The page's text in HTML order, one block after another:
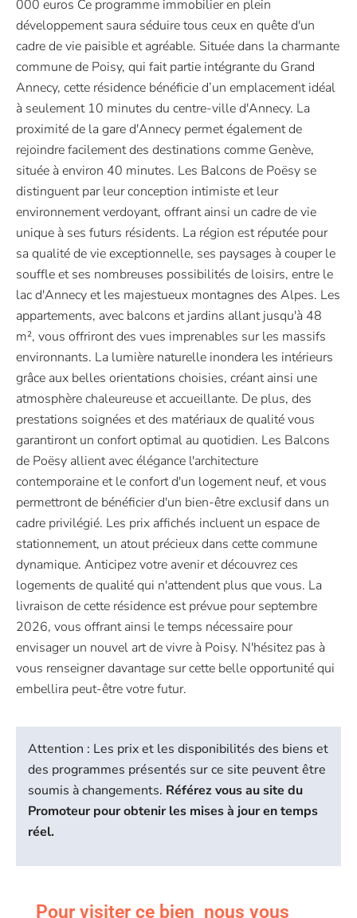
000 euros Ce programme immobilier en plein
développement saura séduire tous ceux en quête d'un
cadre de vie paisible et agréable. Située dans la charmante
commune de Poisy, qui fait partie intégrante du Grand
Annecy, cette résidence bénéficie d’un emplacement idéal
à seulement 10 minutes du centre-ville d'Annecy. La
proximité de la gare d'Annecy permet également de
rejoindre facilement des destinations comme Genève,
située à environ 40 minutes. Les Balcons de Poësy se
distinguent par leur conception intimiste et leur
environnement verdoyant, offrant ainsi un cadre de vie
unique à ses futurs résidents. La région est réputée pour
sa qualité de vie exceptionnelle, ses paysages à couper le
souffle et ses nombreuses possibilités de loisirs, entre le
lac d'Annecy et les majestueux montagnes des Alpes. Les
appartements, avec balcons et jardins allant jusqu'à 48
m², vous offriront des vues imprenables sur les massifs
environnants. La lumière naturelle inondera les intérieurs
grâce aux belles orientations choisies, créant ainsi une
atmosphère chaleureuse et accueillante. De plus, des
prestations soignées et des matériaux de qualité vous
garantiront un confort optimal au quotidien. Les Balcons
de Poësy allient avec élégance l'architecture
contemporaine et le confort d'un logement neuf, et vous
permettront de bénéficier d'un bien-être exclusif dans un
cadre privilégié. Les prix affichés incluent un espace de
stationnement, un atout précieux dans cette commune
dynamique. Anticipez votre avenir et découvrez ces
logements de qualité qui n'attendent plus que vous. La
livraison de cette résidence est prévue pour septembre
2026, vous offrant ainsi le temps nécessaire pour
envisager un nouvel art de vivre à Poisy. N'hésitez pas à
vous renseigner davantage sur cette belle opportunité qui
embellira peut-être votre futur.
Attention : Les prix et les disponibilités des biens et
des programmes présentés sur ce site peuvent être
soumis à changements. Référez vous au site du
Promoteur pour obtenir les mises à jour en temps
réel.
Pour visiter ce bien nous vous